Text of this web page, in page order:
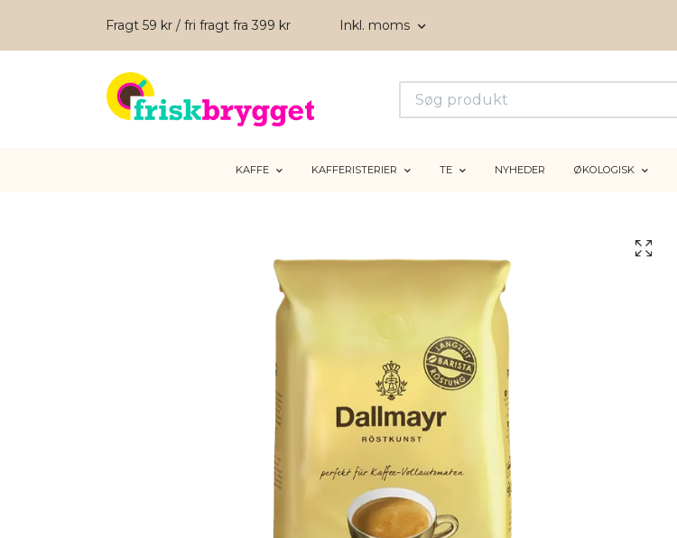
Fragt 59 kr / fri fragt fra 399 kr Inkl. moms
KAFFE KAFFERISTERIER TE NYHEDER ØKOLOGISK